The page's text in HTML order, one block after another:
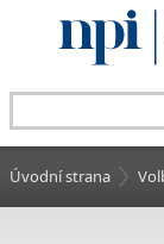
Úvodní strana